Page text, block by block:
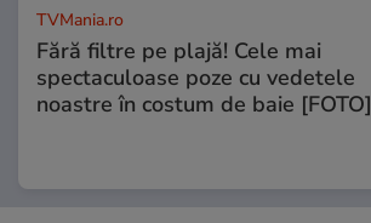
TVMania.ro
Fără filtre pe plajă! Cele mai
spectaculoase poze cu vedetele
noastre în costum de baie [FOTO]